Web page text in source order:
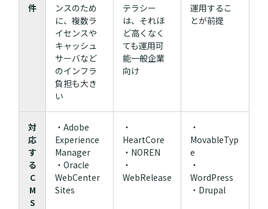
件
ンスのため
に、複数ラ
イセンスや
キャッシュ
サーバなど
のインフラ
負担も大き
い
テラシー
は、それほ
ど高くなく
ても運用可
能一般企業
向け
運用するこ
とが前提
対
応
す
る
C
M
S
・Adobe
Experience
Manager
・Oracle
WebCenter
Sites
・
HeartCore
・NOREN
・
WebRelease
・
MovableTyp
e
・
WordPress
・Drupal